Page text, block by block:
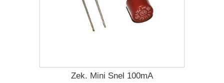
Zek. Mini Snel 100mA